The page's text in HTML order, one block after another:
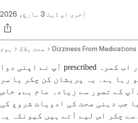
آخری اپ ڈیٹ 3 مارچ، 2026
ہوم صحت بلاگ
آپ نے اپنی دوا prescribed کے مطابق لی، اور اب کمرہ
رہا ہے۔ یہ پریشان کن چکر یا سر
آپ کے تصور سے زیادہ عام ہے، خاص
جب ذہنی صحت کی ادویات شروع کی
چکر اس لیے آتے ہیں کیونکہ یہ